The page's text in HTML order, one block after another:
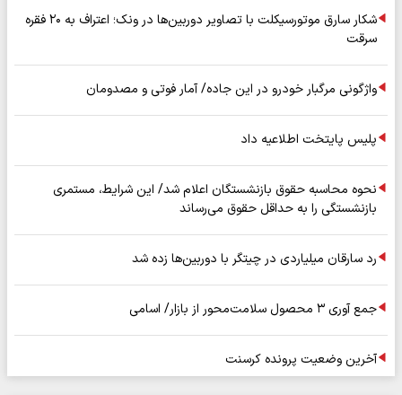
شکار سارق موتورسیکلت با تصاویر دوربین‌ها در ونک؛ اعتراف به ۲۰ فقره
سرقت
واژگونی مرگبار خودرو در این جاده/ آمار فوتی و مصدومان
پلیس پایتخت اطلاعیه داد
نحوه محاسبه حقوق بازنشستگان اعلام شد/ این شرایط، مستمری
بازنشستگی را به حداقل حقوق می‌رساند
رد سارقان میلیاردی در چیتگر با دوربین‌ها زده شد
جمع آوری ۳ محصول سلامت‌محور از بازار/ اسامی
آخرین وضعیت پرونده کرسنت